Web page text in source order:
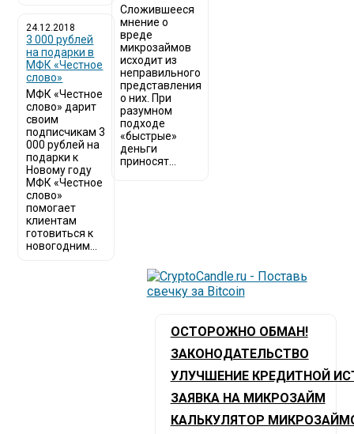
24.12.2018
3 000 рублей
на подарки в
МФК «Честное
слово»
МФК «Честное
слово» дарит
своим
подписчикам 3
000 рублей на
подарки к
Новому году
МФК «Честное
слово»
помогает
клиентам
готовиться к
новогодним...
Сложившееся
мнение о
вреде
микрозаймов
исходит из
неправильного
представления
о них. При
разумном
подходе
«быстрые»
деньги
приносят...
ОСТОРОЖНО ОБМАН!
ЗАКОНОДАТЕЛЬСТВО
УЛУЧШЕНИЕ КРЕДИТНОЙ
ЗАЯВКА НА МИКРОЗАЙМ
КАЛЬКУЛЯТОР